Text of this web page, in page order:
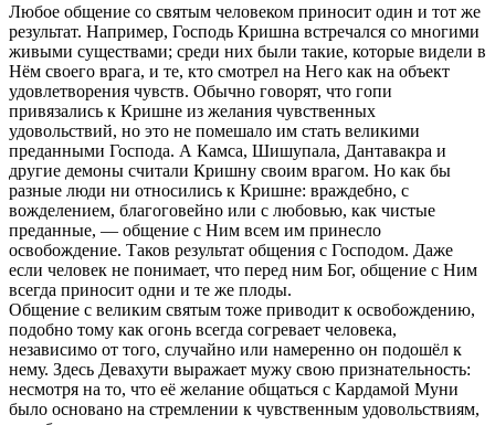
Любое общение со святым человеком приносит один и тот же
результат. Например, Господь Кришна встречался со многими
живыми существами; среди них были такие, которые видели в
Нём своего врага, и те, кто смотрел на Него как на объект
удовлетворения чувств. Обычно говорят, что гопи
привязались к Кришне из желания чувственных
удовольствий, но это не помешало им стать великими
преданными Господа. А Камса, Шишупала, Дантавакра и
другие демоны считали Кришну своим врагом. Но как бы
разные люди ни относились к Кришне: враждебно, с
вожделением, благоговейно или с любовью, как чистые
преданные, — общение с Ним всем им принесло
освобождение. Таков результат общения с Господом. Даже
если человек не понимает, что перед ним Бог, общение с Ним
всегда приносит одни и те же плоды.
Общение с великим святым тоже приводит к освобождению,
подобно тому как огонь всегда согревает человека,
независимо от того, случайно или намеренно он подошёл к
нему. Здесь Девахути выражает мужу свою признательность:
несмотря на то, что её желание общаться с Кардамой Муни
было основано на стремлении к чувственным удовольствиям,